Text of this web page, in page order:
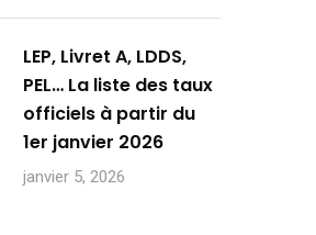
LEP, Livret A, LDDS,
PEL… La liste des taux
officiels à partir du
1er janvier 2026
janvier 5, 2026